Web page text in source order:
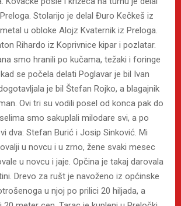
Stolarijo je delal Đuro Kečkeš iz
u obloke Alojz Kvaternik iz Preloga.
Rihardo iz Koprivnice kipar i pozlatar.
smo hranili po kučama, težaki i foringe
se počela delati Poglavar je bil Ivan
je bil Štefan Rojko, a blagajnik
Ovi tri su vodili posel od konca pak do
smo sakuplali milodare svi, a po
dva: Stefan Burić i Josip Sinković. Mi
u novcu i u zrno, žene svaki mesec
u novcu i jaje. Opčina je takaj darovala
Drevo za rušt je navoženo iz općinske
u njoj po prilici 20 hiljada, a